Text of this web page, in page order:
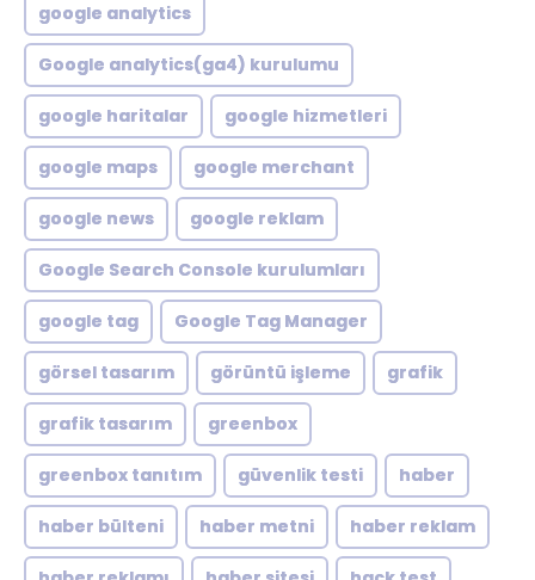
google analytics
Google analytics(ga4) kurulumu
google haritalar google hizmetleri
google maps google merchant
google news google reklam
Google Search Console kurulumları
google tag Google Tag Manager
görsel tasarım görüntü işleme grafik
grafik tasarım greenbox
greenbox tanıtım güvenlik testi haber
haber bülteni haber metni haber reklam